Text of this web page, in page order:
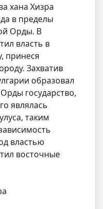
хана Хизра
в пределы
Орды. В
власть в
принеся
Захватив
образовал
государство,
являлась
таким
властью
восточные